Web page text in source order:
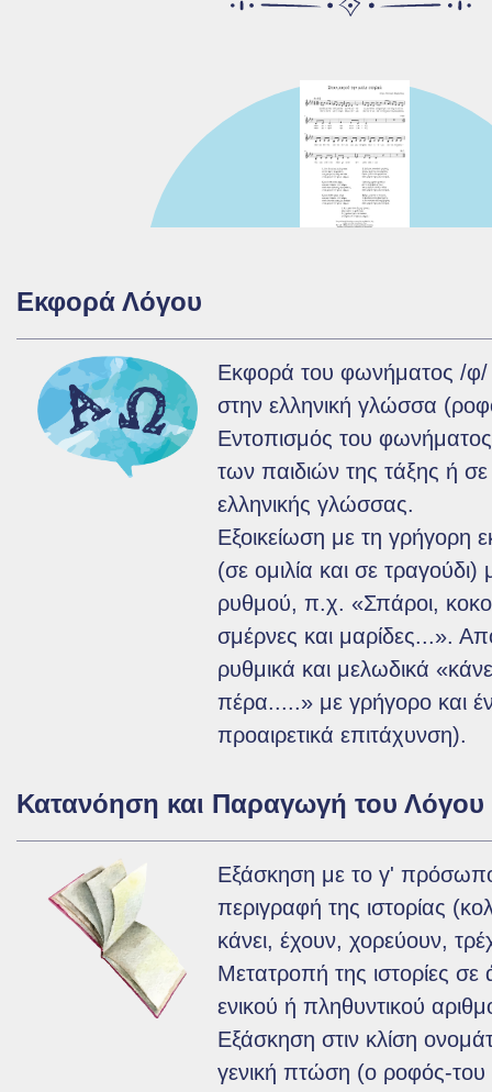
Εκφορά Λόγου
Εκφορά του φωνήματος /φ/
στην ελληνική γλώσσα
Εντοπισμός του
των παιδιών της τάξης ή σε
ελληνικής γλώσσας.
Εξοικείωση με τη γρήγορη
(σε ομιλία και σε
ρυθμού, π.χ. «Σπάροι,
σμέρνες και μαρίδες...».
ρυθμικά και μελωδικά
πέρα.....» με γρήγορο και
προαιρετικά επιτάχυνση).
Κατανόηση και Παραγωγή του Λόγου
Εξάσκηση με το γ'
περιγραφή της ιστορίας
κάνει, έχουν, χορεύουν,
Μετατροπή της ιστορίες
ενικού ή πληθυντικού
Εξάσκηση στιν κλίση
γενική πτώση (ο ροφός-του